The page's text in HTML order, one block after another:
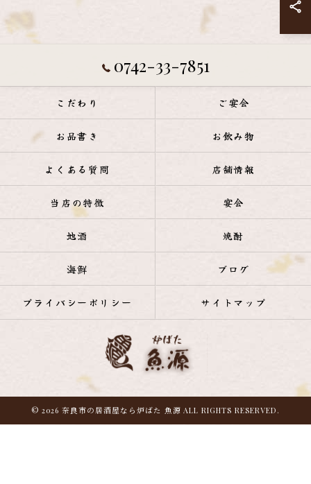
0742-33-7851
こだわり ご宴会
お品書き お飲み物
よくある質問 店舗情報
当店の特徴 宴会
地酒 焼酎
海鮮 ブログ
プライバシーポリシー サイトマップ
© 2026 奈良市の居酒屋なら炉ばた 魚源 ALL RIGHTS RESERVED.